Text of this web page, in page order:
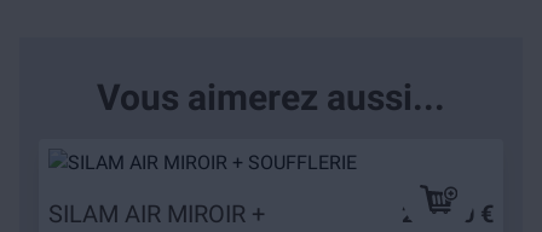
Vous aimerez aussi...
SILAM AIR MIROIR +
229,90 €